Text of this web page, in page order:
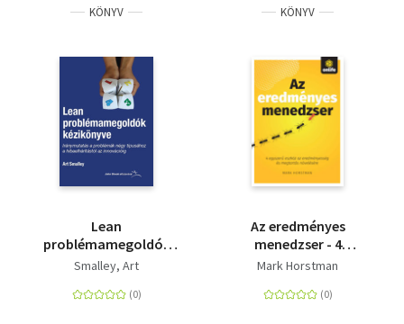
KÖNYV
Lean
problémamegoldók
kézikönyve -
problémák négy
Smalley, Art
KÖNYV
Az eredményes
menedzser - 4
egyszerű eszköz az
megtartás növelésére
Mark Horstman